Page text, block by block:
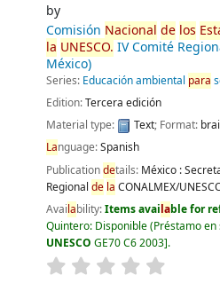
by
Comisión Nacional de los
la UNESCO. IV Comité
México)
Series: Educación ambiental para
Edition:Tercera edición
Material type:
Text; Format:
Language:Spanish
Publicationdetails: México :
Regional de la CONALMEX/
Availability:Items available for
Quintero: Disponible (Préstamo en
UNESCO GE70 C6 2003 .